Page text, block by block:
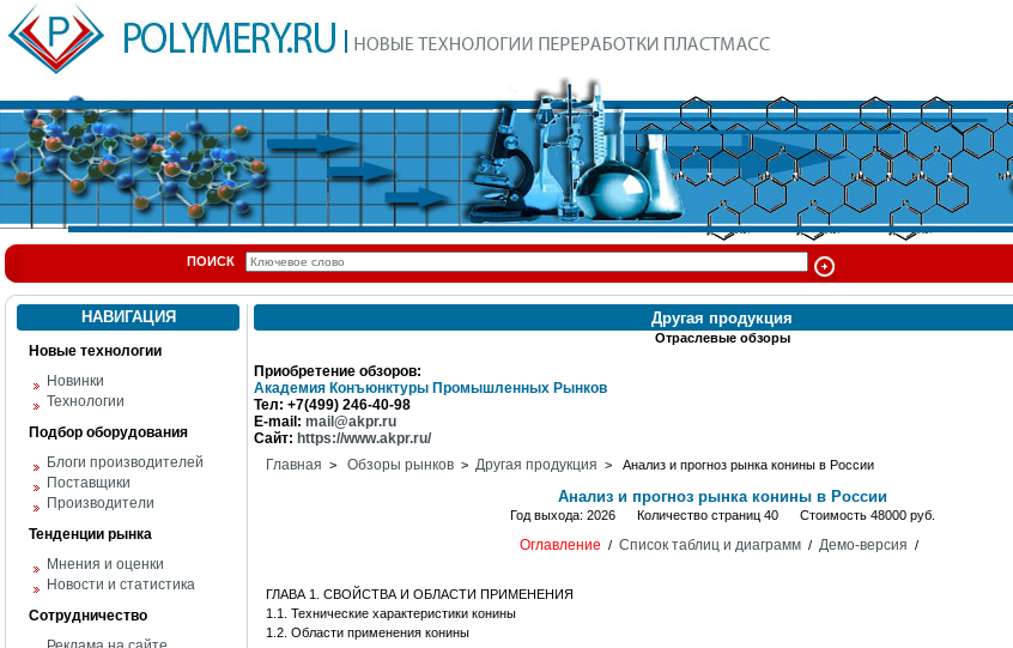
ПОИСК
НАВИГАЦИЯ
Новые технологии
Новинки
Технологии
Подбор оборудования
Блоги производителей
Поставщики
Производители
Тенденции рынка
Мнения и оценки
Новости и статистика
Сотрудничество
Другая продукция
Отраслевые обзоры
Приобретение обзоров:
Академия Конъюнктуры Промышленных Рынков
Тел: +7(499) 246-40-98
E-mail: mail@akpr.ru
Сайт: https://www.akpr.ru/
Главная > Обзоры рынков > Другая продукция > Анализ и прогноз рынка конины в России
Анализ и прогноз рынка конины в России
Год выхода: 2026 Количество страниц 40 Стоимость 48000 руб.
Оглавление / Список таблиц и диаграмм/ Демо-версия /
ГЛАВА 1. СВОЙСТВА И ОБЛАСТИ ПРИМЕНЕНИЯ
1.1. Технические характеристики конины
1.2. Области применения конины